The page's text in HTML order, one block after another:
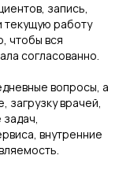
запись,
текущую работу
чтобы вся
согласованно.
вопросы, а
загрузку врачей,
внутренние